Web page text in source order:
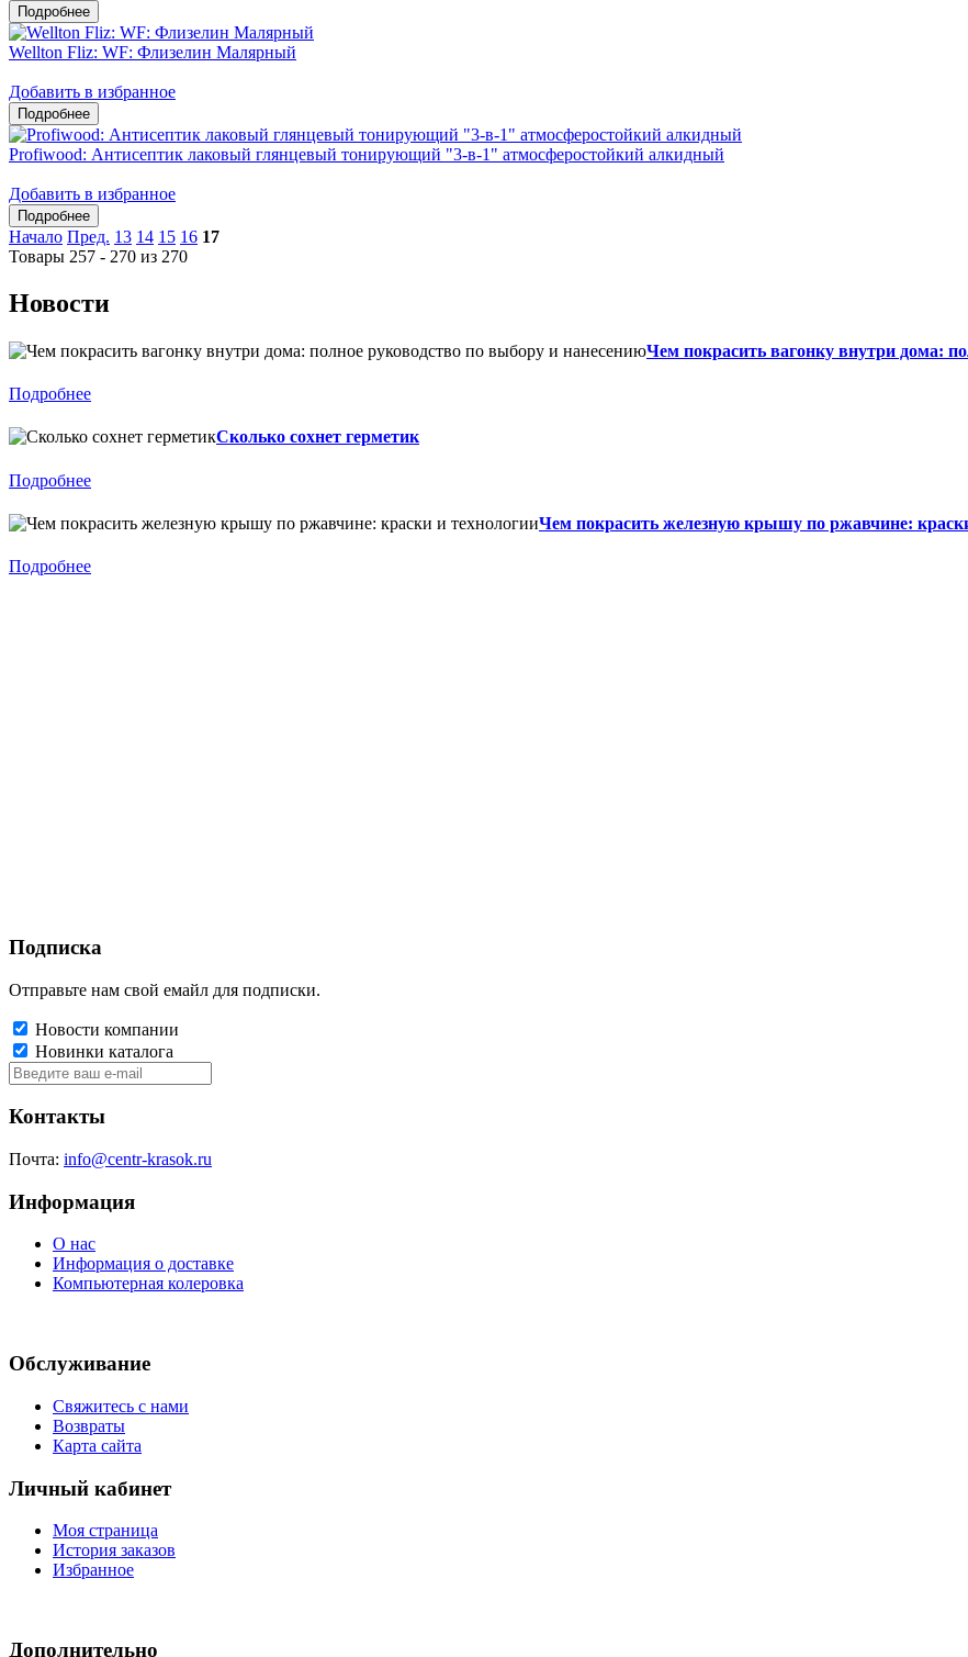
Wellton Fliz: WF: Флизелин Малярный
Добавить в избранное
Profiwood: Антисептик лаковый глянцевый тонирующий "3-в-1" атмосферостойкий алкидный
Добавить в избранное
Начало Пред. 13 14 15 16 17
Товары 257 - 270 из 270
Новости
Чем покрасить вагонку внутри дома:
Подробнее
Сколько сохнет герметик
Подробнее
Чем покрасить железную крышу по ржавчине:
Подробнее
Подписка
Отправьте нам свой емайл для подписки.
Новости компании
Новинки каталога
Контакты
Почта: info@centr-krasok.ru
Информация
О нас
Информация о доставке
Компьютерная колеровка
Обслуживание
Свяжитесь с нами
Возвраты
Карта сайта
Личный кабинет
Моя страница
История заказов
Избранное
Дополнительно